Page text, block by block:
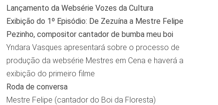
Lançamento da Websérie Vozes da Cultura
Exibição do 1º Episódio: De Zezuína a Mestre Felipe
Pezinho, compositor cantador de bumba meu boi
Yndara Vasques apresentará sobre o processo de
produção da websérie Mestres em Cena e haverá a
exibição do primeiro filme
Roda de conversa
Mestre Felipe (cantador do Boi da Floresta)